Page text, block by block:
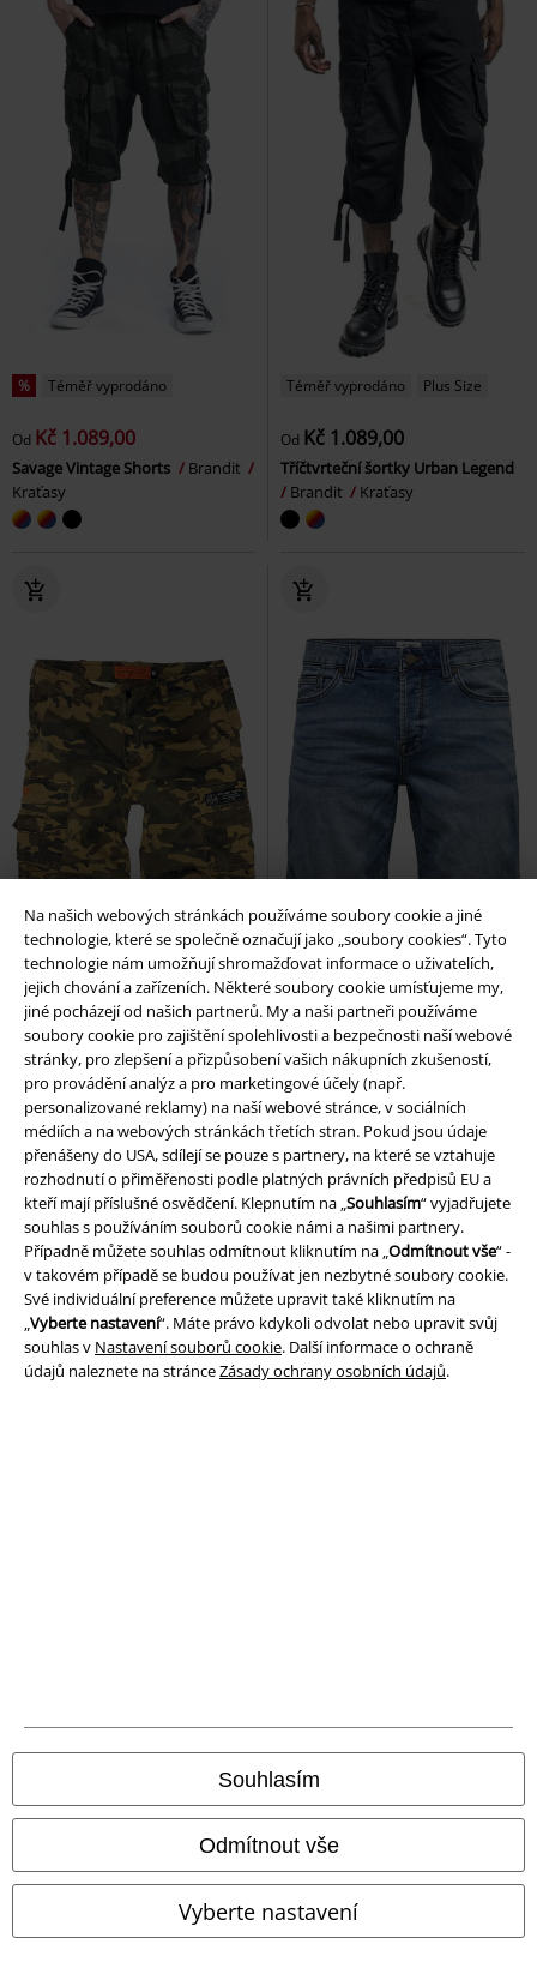
Na našich webových stránkách používáme soubory cookie a jiné
technologie, které se společně označují jako „soubory cookies“. Tyto
technologie nám umožňují shromažďovat informace o uživatelích,
jejich chování a zařízeních. Některé soubory cookie umísťujeme my,
jiné pocházejí od našich partnerů. My a naši partneři používáme
soubory cookie pro zajištění spolehlivosti a bezpečnosti naší webové
stránky, pro zlepšení a přizpůsobení vašich nákupních zkušeností,
pro provádění analýz a pro marketingové účely (např.
personalizované reklamy) na naší webové stránce, v sociálních
médiích a na webových stránkách třetích stran. Pokud jsou údaje
přenášeny do USA, sdílejí se pouze s partnery, na které se vztahuje
rozhodnutí o přiměřenosti podle platných právních předpisů EU a
kteří mají příslušné osvědčení. Klepnutím na „Souhlasím“ vyjadřujete
souhlas s používáním souborů cookie námi a našimi partnery.
Případně můžete souhlas odmítnout kliknutím na „Odmítnout vše“ -
v takovém případě se budou používat jen nezbytné soubory cookie.
Své individuální preference můžete upravit také kliknutím na
„Vyberte nastavení“. Máte právo kdykoli odvolat nebo upravit svůj
souhlas v Nastavení souborů cookie. Další informace o ochraně
údajů naleznete na stránceZásady ochrany osobních údajů.
Souhlasím
Odmítnout vše
Vyberte nastavení
% Téměř vyprodáno
Od Kč 1.089,00
Savage Vintage Shorts
Brandit
Kraťasy
Téměř vyprodáno Plus Size
Od Kč 1.089,00
Tříčtvrteční šortky Urban Legend
Brandit
Kraťasy
% Téměř vyprodáno
Kč 1.359,00
Kapsáčové šortky WCC CFL -
kamufláž
West Coast Choppers
Kraťasy
Téměř vyprodáno
Kč 949,00
Modré šortky Ply Life
SONS
Kraťasy
Kraťasy
Kraťasy
+4